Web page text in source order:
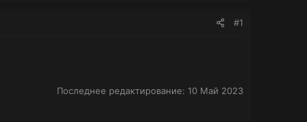
#1
Последнее редактирование: 10 Май 2023